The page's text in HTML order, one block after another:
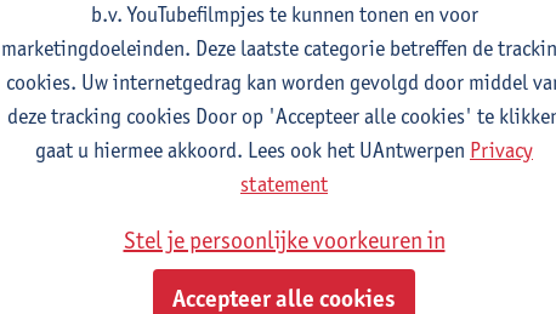
Dienst Gebouwen - algemeen
Statuut & functies
Admin. & techn. personeel
b.v. YouTubefilmpjes te kunnen tonen en voor
marketingdoeleinden. Deze laatste categorie betreffen de
cookies. Uw internetgedrag kan worden gevolgd door middel
deze tracking cookies Door op 'Accepteer alle cookies' te
gaat u hiermee akkoord. Lees ook het UAntwerpen Privacy
statement
Stel je persoonlijke voorkeuren in
Accepteer alle cookies